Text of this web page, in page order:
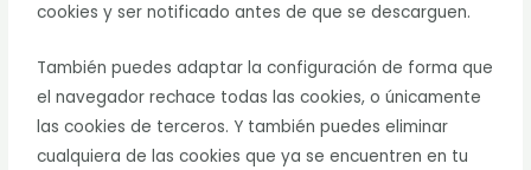
cookies y ser notificado antes de que se descarguen.
También puedes adaptar la configuración de forma que
el navegador rechace todas las cookies, o únicamente
las cookies de terceros. Y también puedes eliminar
cualquiera de las cookies que ya se encuentren en tu